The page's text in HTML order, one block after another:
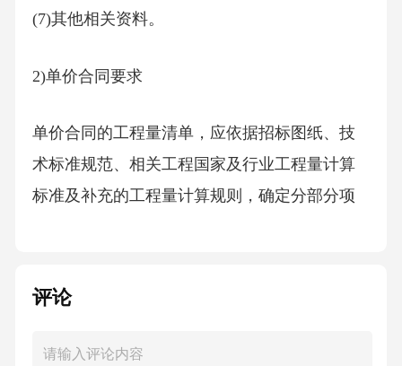
(7)其他相关资料。
2)单价合同要求
单价合同的工程量清单，应依据招标图纸、技
术标准规范、相关工程国家及行业工程量计算
标准及补充的工程量计算规则，确定分部分项
位中以项表示。如招标工程需要，可参考同类
合理列出招标图纸没反映、但施工中可能会发
评论